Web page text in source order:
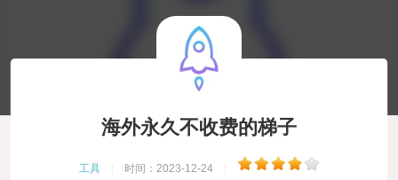
海外永久不收费的梯子
工具 时间：2023-12-24